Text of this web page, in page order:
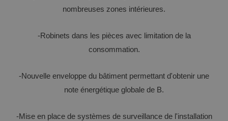
nombreuses zones intérieures.
-Robinets dans les pièces avec limitation de la
consommation.
-Nouvelle enveloppe du bâtiment permettant d'obtenir une
note énergétique globale de B.
-Mise en place de systèmes de surveillance de l'installation